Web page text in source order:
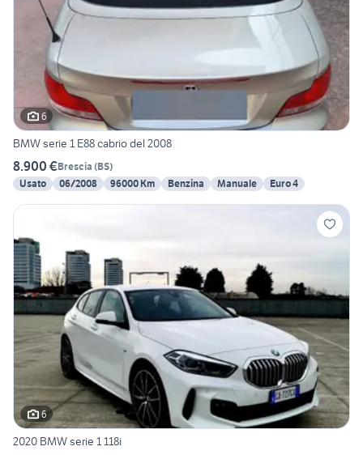
6
BMW serie 1 E88 cabrio del 2008
8.900 €Brescia (BS)
Usato
06/2008 96000 Km Benzina Manuale Euro 4
6
2020 BMW serie 1 118i